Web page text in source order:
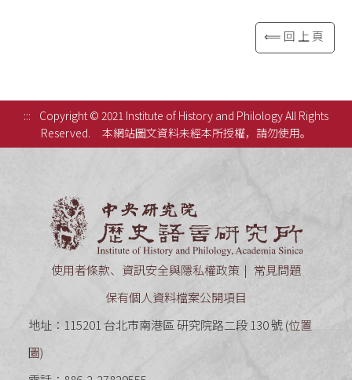
⟸回上頁
:::
Copyright © 2021 Institute of History and Philology All Rights
Reserved.
本網站圖文資料未經本所授權，請勿使用。
使用者條款、資訊安全與隱私權政策
常見問題
保有個人資料檔案公開項目
地址：115201 台北市南港區 研究院路二段 130 號 (位置
圖)